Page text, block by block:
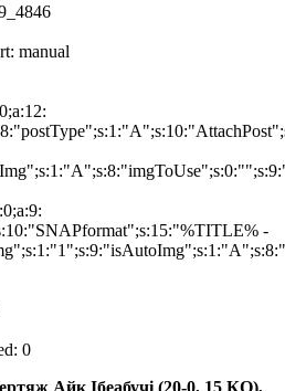
manual
-
0
Айк Ібеабучі (20-0, 15 КО),